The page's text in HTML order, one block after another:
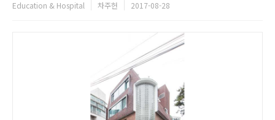
젝트의 클라이언트 원장 부부는 오로지 환자들이 편안함을 느낄 수 있도록
Education & Hospital 차주헌 2017-08-28